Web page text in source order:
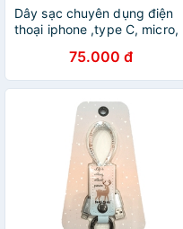
Dây sạc chuyên dụng điện
thoại iphone ,type C, micro,
khóa) COLLENLIFE
75.000 đ